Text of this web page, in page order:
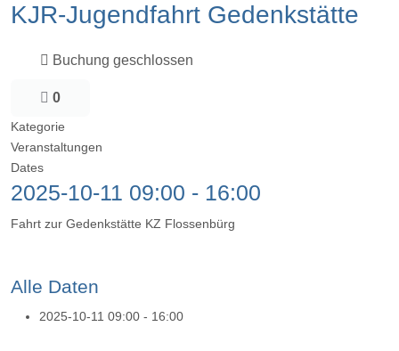
KJR-Jugendfahrt Gedenkstätte
Buchung geschlossen
0
Kategorie
Veranstaltungen
Dates
2025-10-11 09:00 - 16:00
Fahrt zur Gedenkstätte KZ Flossenbürg
Alle Daten
2025-10-11 09:00 - 16:00